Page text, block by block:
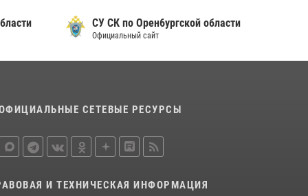
СУ СК по Орен6ургской области
Официальный сайт
СЕТЕВЫЕ РЕСУРСЫ
И ТЕХНИЧЕСКАЯ ИНФОРМАЦИЯ